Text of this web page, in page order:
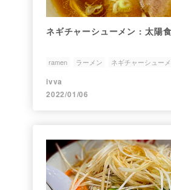
ネギチャーシューメン : 太陽
ramen ラーメン ネギチャーシュー
ivva
2022/01/06